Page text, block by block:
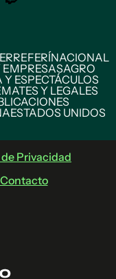
REFERÍNACIONAL
AGRO
Y ESPECTÁCULOS
Y LEGALES
ESTADOS UNIDOS
Privacidad
Contacto